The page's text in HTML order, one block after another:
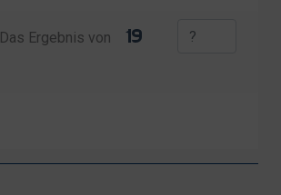
Das Ergebnis von